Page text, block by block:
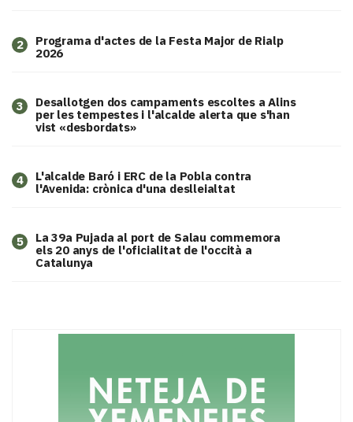
2
Programa d'actes de la Festa Major de Rialp
2026
3
​Desallotgen dos campaments escoltes a Alins
per les tempestes i l'alcalde alerta que s'han
vist «desbordats»
4
L'alcalde Baró i ERC de la Pobla contra
l'Avenida: crònica d'una deslleialtat
5
​La 39a Pujada al port de Salau commemora
els 20 anys de l'oficialitat de l'occità a
Catalunya